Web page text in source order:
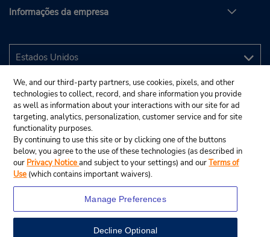
Informações da empresa
We, and our third-party partners, use cookies, pixels, and other
technologies to collect, record, and share information you provide
as well as information about your interactions with our site for ad
targeting, analytics, personalization, customer service and for site
functionality purposes.
By continuing to use this site or by clicking one of the buttons
below, you agree to the use of these technologies (as described in
our Privacy Noticeand subject to your settings) and ourTerms of
Use (which contains important waivers).
Manage Preferences
Decline Optional